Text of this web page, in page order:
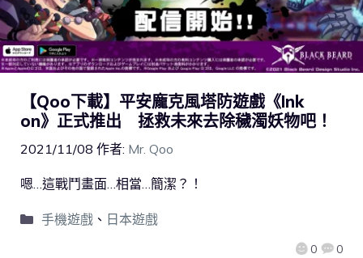
【Qoo下載】平安龐克風塔防遊戲《Ink
on》正式推出 拯救未來去除穢濁妖物吧！
2021/11/08 作者: Mr. Qoo
0 0
嗯…這戰鬥畫面…相當…簡潔？！
手機遊戲、 日本遊戲